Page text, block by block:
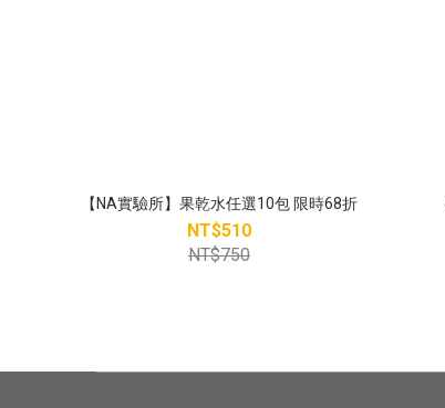
【NA實驗所】果乾水任選10包 限時68折
NT$510
NT$750